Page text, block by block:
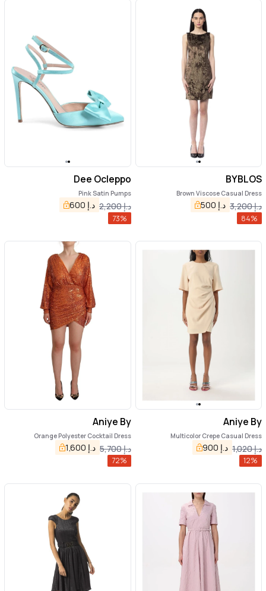
BYBLOS
Brown Viscose Casual Dress
د.إ3,200 د.إ 500
84%
Dee Ocleppo
Pink Satin Pumps
د.إ2,200 د.إ 600
73%
Aniye By
Multicolor Crepe Casual Dress
د.إ1,020 د.إ 900
12%
Aniye By
Orange Polyester Cocktail Dress
د.إ5,700 د.إ 1,600
72%